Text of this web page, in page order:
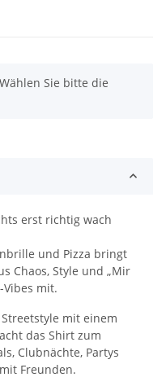
Sie bitte die
erst richtig wach
und Pizza bringt
Chaos, Style und „Mir
Vibes mit.
mit einem
das Shirt zum
Clubnächte, Partys
Freunden.